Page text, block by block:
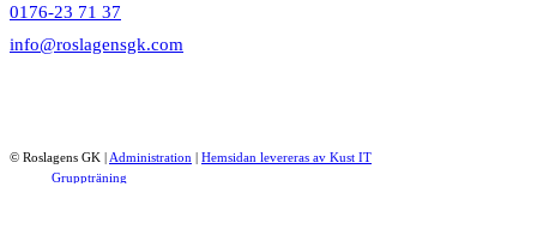
0176-23 71 37
info@roslagensgk.com
© Roslagens GK | Administration | Hemsidan levereras av Kust IT
Gruppträning